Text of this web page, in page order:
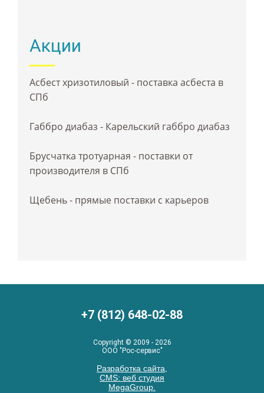
Акции
Асбест хризотиловый - поставка асбеста в
СПб
Габбро диабаз - Карельский габбро диабаз
Брусчатка тротуарная - поставки от
производителя в СПб
Щебень - прямые поставки с карьеров
+7 (812) 648-02-88
Copyright © 2009 - 2026
ООО "Рос-сервис"
Разработка сайта,
CMS: веб студия
MegaGroup.